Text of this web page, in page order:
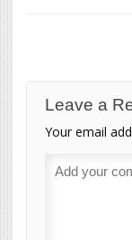
Leave a
Your email